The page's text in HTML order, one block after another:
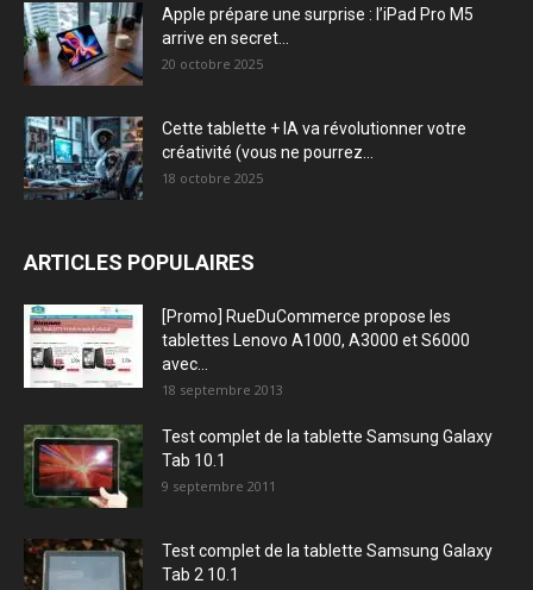
Apple prépare une surprise : l’iPad Pro M5
arrive en secret...
20 octobre 2025
Cette tablette + IA va révolutionner votre
créativité (vous ne pourrez...
18 octobre 2025
ARTICLES POPULAIRES
[Promo] RueDuCommerce propose les
tablettes Lenovo A1000, A3000 et S6000
avec...
18 septembre 2013
Test complet de la tablette Samsung Galaxy
Tab 10.1
9 septembre 2011
Test complet de la tablette Samsung Galaxy
Tab 2 10.1